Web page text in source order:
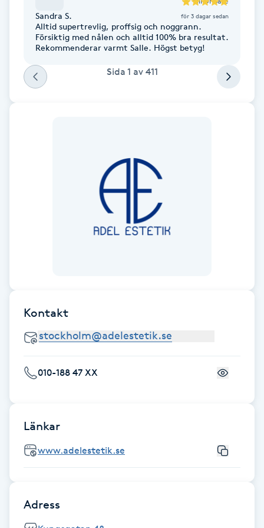
Fransk manikyr
Fransrengöring
Frekvensterapi
G
Gelenaglar
Gellack med förstärkning
Gravidmassage
Gruppträning
Sandra S. för 3 dagar sedan
Alltid supertrevlig, proffsig och noggrann.
Försiktig med nålen och alltid 100% bra resultat.
Rekommenderar varmt Salle. Högst betyg!
Sida 1 av 411
Kontakt
010-188 47 XX
Länkar
www.adelestetik.se
Adress